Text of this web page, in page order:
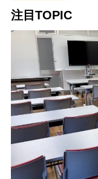
注目TOPIC